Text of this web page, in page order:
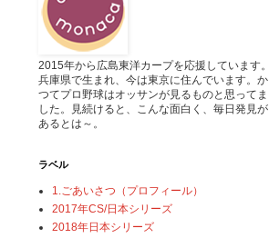
2015年から広島東洋カープを応援しています。
兵庫県で生まれ、今は東京に住んでいます。か
つてプロ野球はオッサンが見るものと思ってま
した。見続けると、こんな面白く、毎日発見が
あるとは～。
ラベル
1.ごあいさつ（プロフィール）
2017年CS/日本シリーズ
2018年日本シリーズ